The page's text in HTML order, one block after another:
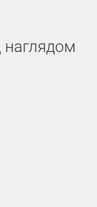
наглядом